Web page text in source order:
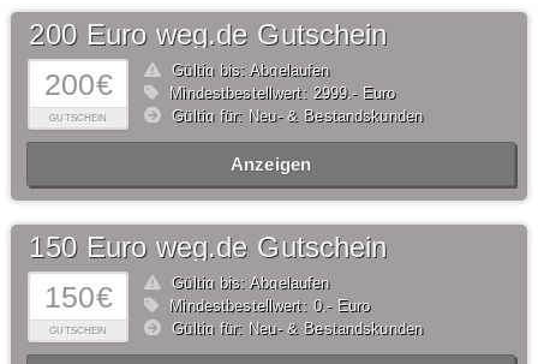
200€
GUTSCHEIN
200 Euro weg.de Gutschein
Gültig bis: Abgelaufen
Mindestbestellwert: 2999,- Euro
Gültig für: Neu- & Bestandskunden
Anzeigen
150€
GUTSCHEIN
150 Euro weg.de Gutschein
Gültig bis: Abgelaufen
Mindestbestellwert: 0,- Euro
Gültig für: Neu- & Bestandskunden